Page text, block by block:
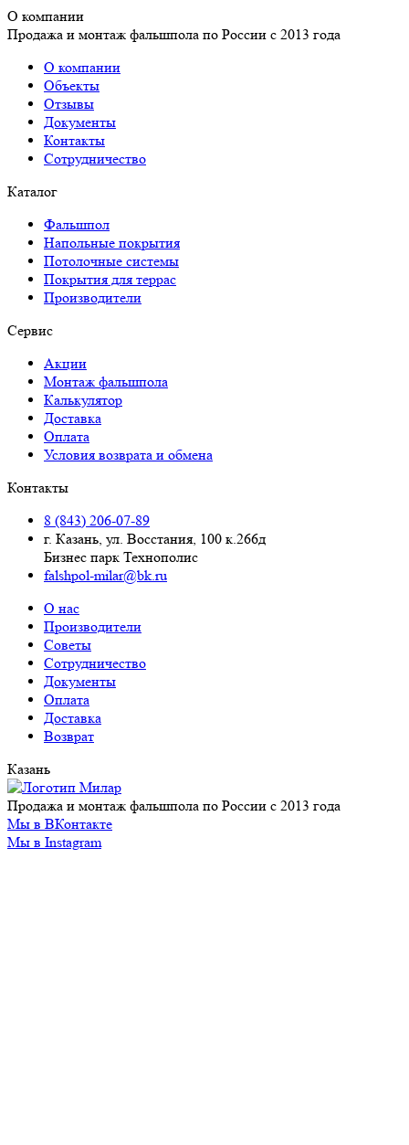
О компании
Продажа и монтаж фальшпола по России с 2013 года
О компании
Объекты
Отзывы
Документы
Контакты
Сотрудничество
Каталог
Фальшпол
Напольные покрытия
Потолочные системы
Покрытия для террас
Производители
Сервис
Акции
Монтаж фальшпола
Калькулятор
Доставка
Оплата
Условия возврата и обмена
Контакты
8 (843) 206-07-89
г. Казань, ул. Восстания, 100 к.266д
Бизнес парк Технополис
falshpol-milar@bk.ru
О нас
Производители
Советы
Сотрудничество
Документы
Оплата
Доставка
Возврат
Казань
Продажа и монтаж фальшпола по России с 2013 года
Мы в ВКонтакте
Мы в Instagram